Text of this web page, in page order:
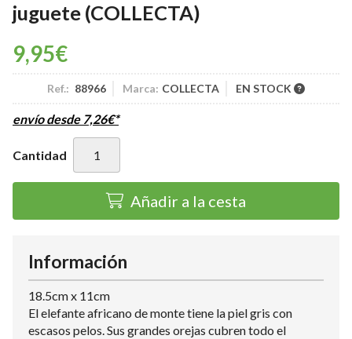
juguete (COLLECTA)
9,95€
Ref.: 88966 Marca: COLLECTA EN STOCK
envío desde 7,26€*
Cantidad
Añadir a la cesta
Información
18.5cm x 11cm
El elefante africano de monte tiene la piel gris con
escasos pelos. Sus grandes orejas cubren todo el